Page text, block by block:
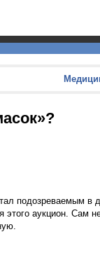
подозреваемым в
аукцион. Сам